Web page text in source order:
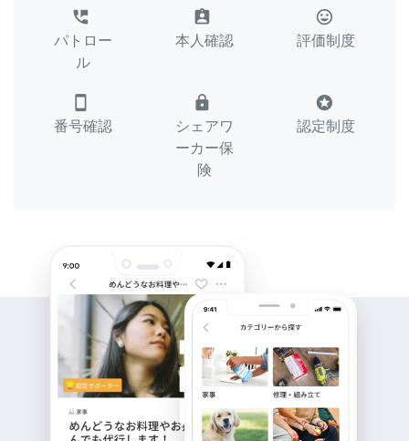
perm_phone_msg
パトロー
ル
assignment_ind
本人確認
tag_faces
評価制度
smartphone
番号確認
lock
シェアワ
ーカー保
険
stars
認定制度